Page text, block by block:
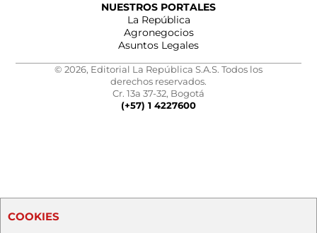
NUESTROS PORTALES
La República
Agronegocios
Asuntos Legales
© 2026, Editorial La República S.A.S. Todos los
derechos reservados.
Cr. 13a 37-32, Bogotá
(+57) 1 4227600
COOKIES